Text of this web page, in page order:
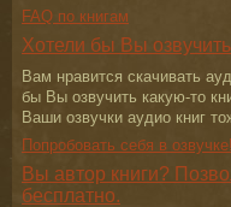
FAQ по книгам
Хотели бы Вы
Вам нравится скачивать
бы Вы озвучить какую-то
Ваши озвучки аудио книг
Попробовать себя в озвучке!
Вы автор книги?
бесплатно.